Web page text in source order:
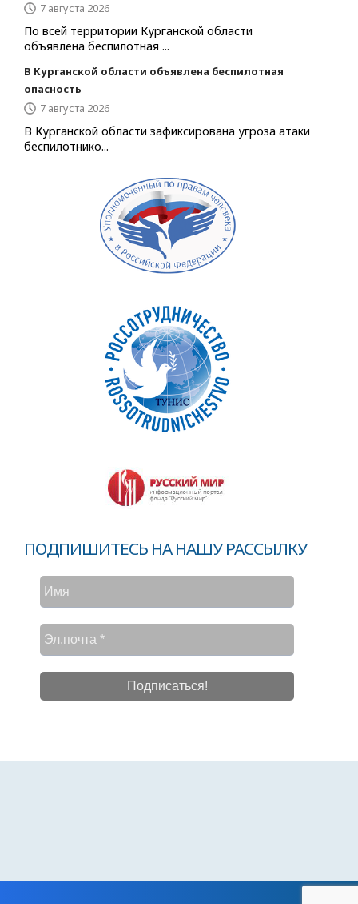
7 августа 2026
По всей территории Курганской области
объявлена беспилотная ...
В Курганской области объявлена беспилотная
опасность
7 августа 2026
В Курганской области зафиксирована угроза атаки
беспилотнико...
ПОДПИШИТЕСЬ НА НАШУ РАССЫЛКУ